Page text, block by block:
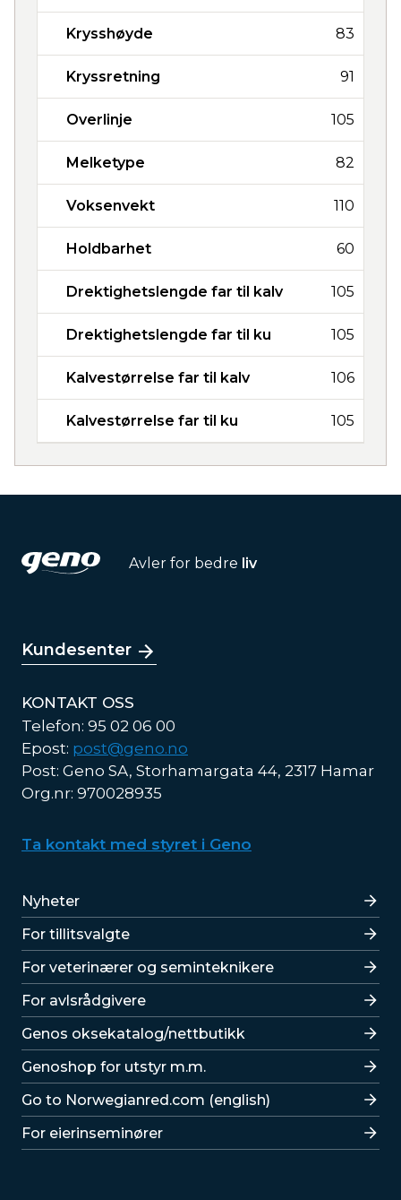
Krysshøyde 83
Kryssretning 91
Overlinje 105
Melketype 82
Voksenvekt 110
Holdbarhet 60
Drektighetslengde far til kalv 105
Drektighetslengde far til ku 105
Kalvestørrelse far til kalv 106
Kalvestørrelse far til ku 105
Avler for bedre liv
Kundesenter
KONTAKT OSS
Telefon: 95 02 06 00
Epost: post@geno.no
Post: Geno SA, Storhamargata 44, 2317 Hamar
Org.nr: 970028935
Ta kontakt med styret i Geno
Lenker
Nyheter
For tillitsvalgte
For veterinærer og seminteknikere
For avlsrådgivere
Lenker
Genos oksekatalog/nettbutikk
Genoshop for utstyr m.m.
Go to Norwegianred.com (english)
For eierinseminører